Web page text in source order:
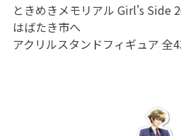
ときめきメモリアル Girl's Side
はばたき市へ
アクリルスタンドフィギュア